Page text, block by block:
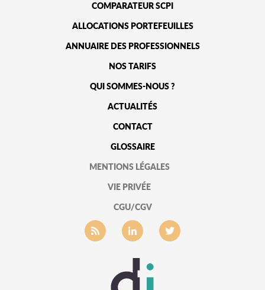
COMPARATEUR SCPI
ALLOCATIONS PORTEFEUILLES
ANNUAIRE DES PROFESSIONNELS
NOS TARIFS
QUI SOMMES-NOUS ?
ACTUALITÉS
CONTACT
GLOSSAIRE
MENTIONS LÉGALES
VIE PRIVÉE
CGU/CGV